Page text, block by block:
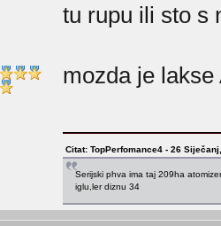
tu rupu ili sto s
mozda je
Citat: TopPerfomance4 - 26
Serijski phva ima taj 209ha
iglu,ler diznu 34